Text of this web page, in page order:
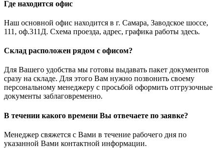
Где находится офис
Наш основной офис находится в г. Самара, Заводское шоссе,
111, оф.311Д. Схема проезда, адрес, графика работы здесь.
Склад расположен рядом с офисом?
Для Вашего удобства мы готовы выдавать пакет документов
сразу на складе. Для этого Вам нужно позвонить своему
персональному менеджеру с просьбой оформить отгрузочные
документы заблаговременно.
В течении какого времени Вы отвечаете по заявке?
Менеджер свяжется с Вами в течение рабочего дня по
указанной Вами контактной информации.